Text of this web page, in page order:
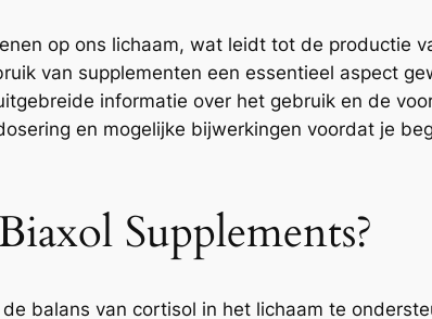
op ons lichaam, wat leidt tot de productie
van supplementen een essentieel aspect
informatie over het gebruik en de
en mogelijke bijwerkingen voordat je
Supplements?
balans van cortisol in het lichaam te